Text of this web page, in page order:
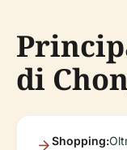
di
Shopping: